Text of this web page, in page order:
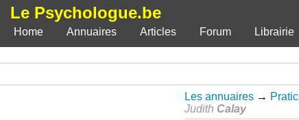
Le Psychologue.be
Home
Annuaires Articles Forum Librairie
Les annuaires →
Judith Calay